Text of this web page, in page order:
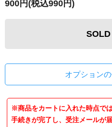
900円(税込990円)
オプション
※商品をカートに入れた時点で
手続きが完了し、受注メールが